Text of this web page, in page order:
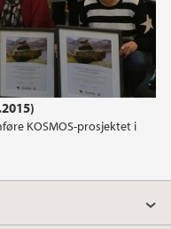
KOSMOS-prosjektet i